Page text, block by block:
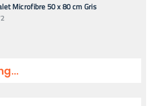
Microfibre 50 x 80 cm Gris